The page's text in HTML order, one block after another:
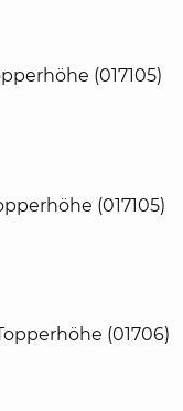
(017105)
(017105)
(01706)